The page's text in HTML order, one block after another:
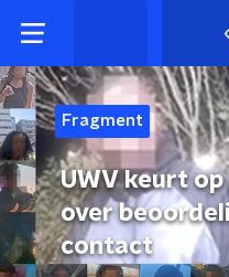
Fragment
UWV keurt
over
contact